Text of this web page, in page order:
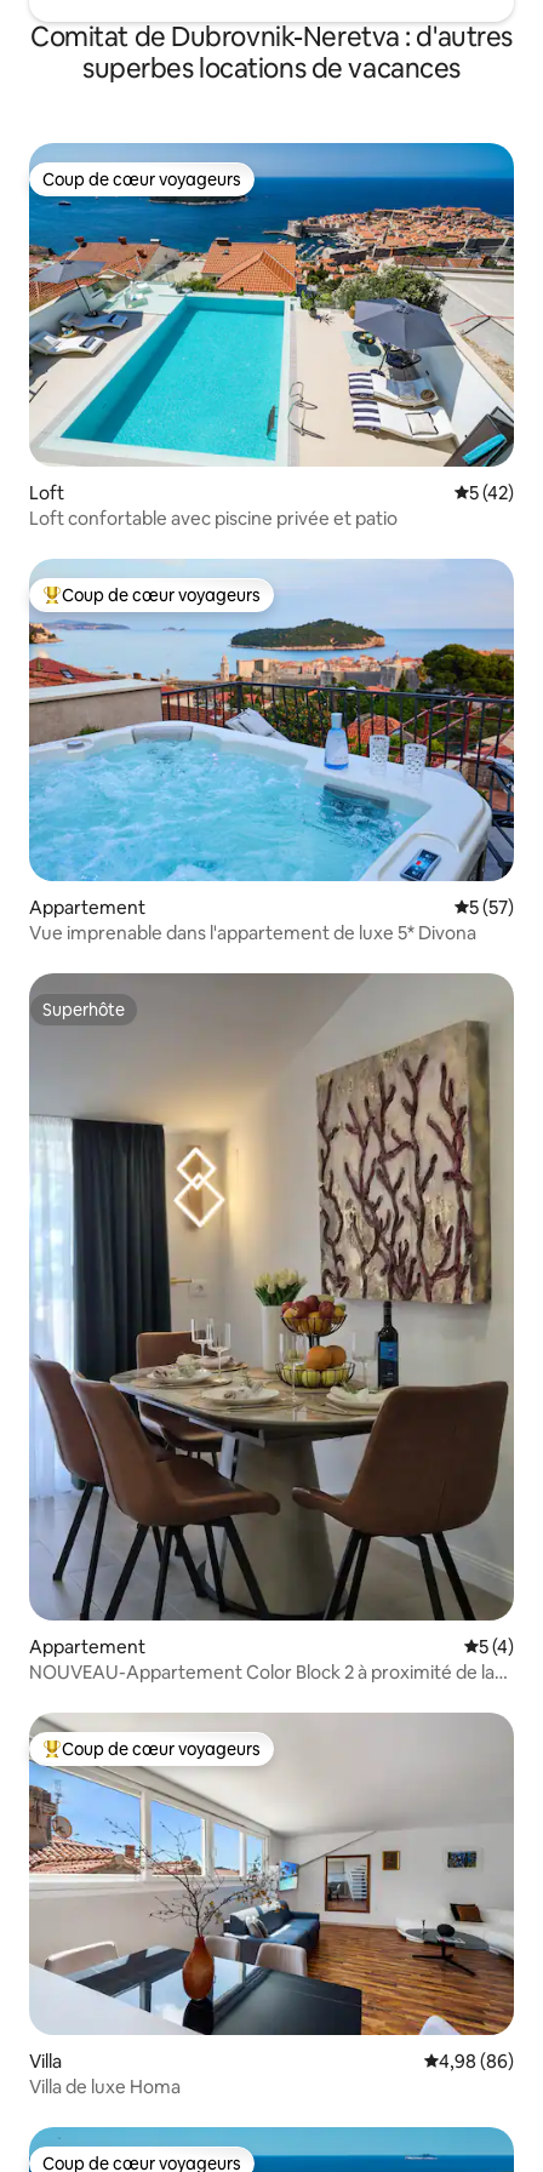
Comitat de Dubrovnik-Neretva : d'autres
superbes locations de vacances
Coup de cœur voyageurs
Coup de cœur voyageurs
Loft
5 (42)
Loft confortable avec piscine privée et patio
Coups de cœur voyageurs les plus appréciés
Coup de cœur voyageurs
Appartement
5 (57)
Vue imprenable dans l'appartement de luxe 5* Divona
Superhôte
Superhôte
Appartement
5 (4)
NOUVEAU-Appartement Color Block 2 à proximité de la
Coups de cœur voyageurs les plus appréciés
Coup de cœur voyageurs
Villa Évaluation
4,98 (86)
Villa de luxe Homa
Coup de cœur voyageurs